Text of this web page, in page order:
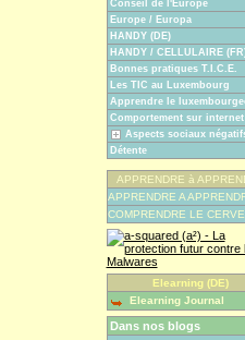
Conseil de l'Europe
Europe / Europa
HANDY (DE)
HANDY / CELLULAIRE
Bonnes pratiques T.I.C.E.
Les TIC au Luxembourg
Apprendre le
Comportement sur internet
Aspects sociaux
Détente
APPRENDRE à
APPRENDRE A
COMPRENDRE LE
Elearning (DE)
Elearning Journal
Dans nos blogs